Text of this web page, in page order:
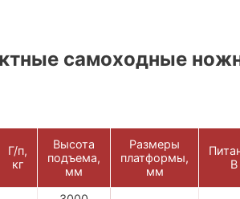
самоходные
Г/п,
кг
Высота
подъема,
мм
Размеры
платформы,
мм
В